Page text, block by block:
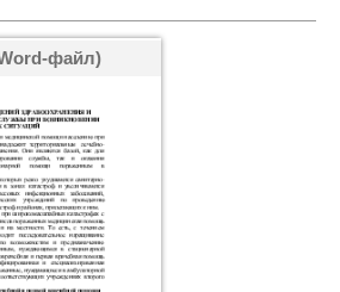
файл)